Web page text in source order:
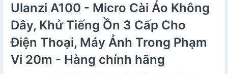
Ulanzi A100 - Micro Cài Áo Không
Dây, Khử Tiếng Ồn 3 Cấp Cho
Điện Thoại, Máy Ảnh Trong Phạm
Vi 20m - Hàng chính hãng